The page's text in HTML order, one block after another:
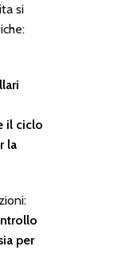
si
il ciclo
la
per